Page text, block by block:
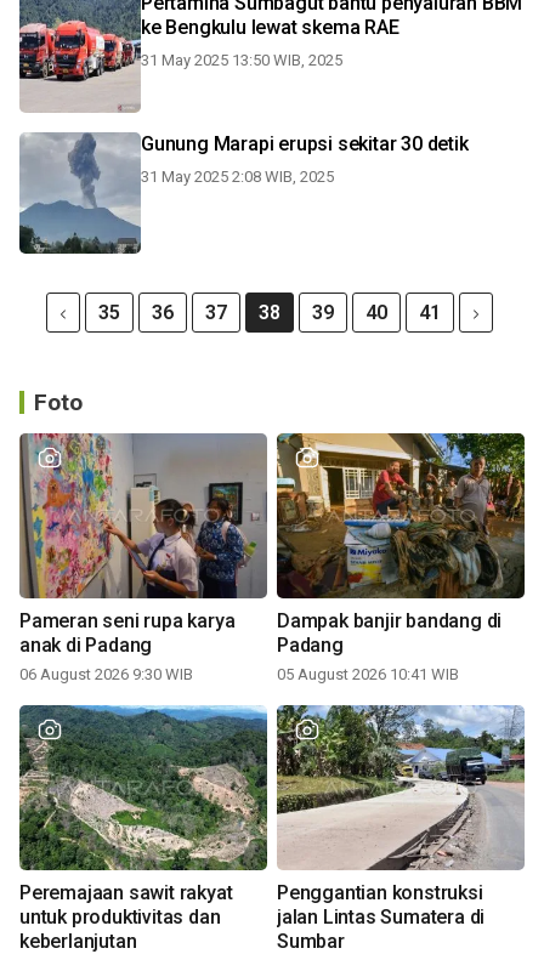
ke Bengkulu lewat skema RAE
31 May 2025 13:50 WIB, 2025
Gunung Marapi erupsi sekitar 30 detik
31 May 2025 2:08 WIB, 2025
35 36 37 38 39 40 41
Foto
Pameran seni rupa karya
anak di Padang
06 August 2026 9:30 WIB
Dampak banjir bandang di
Padang
05 August 2026 10:41 WIB
Peremajaan sawit rakyat
untuk produktivitas dan
keberlanjutan
Penggantian konstruksi
jalan Lintas Sumatera di
Sumbar